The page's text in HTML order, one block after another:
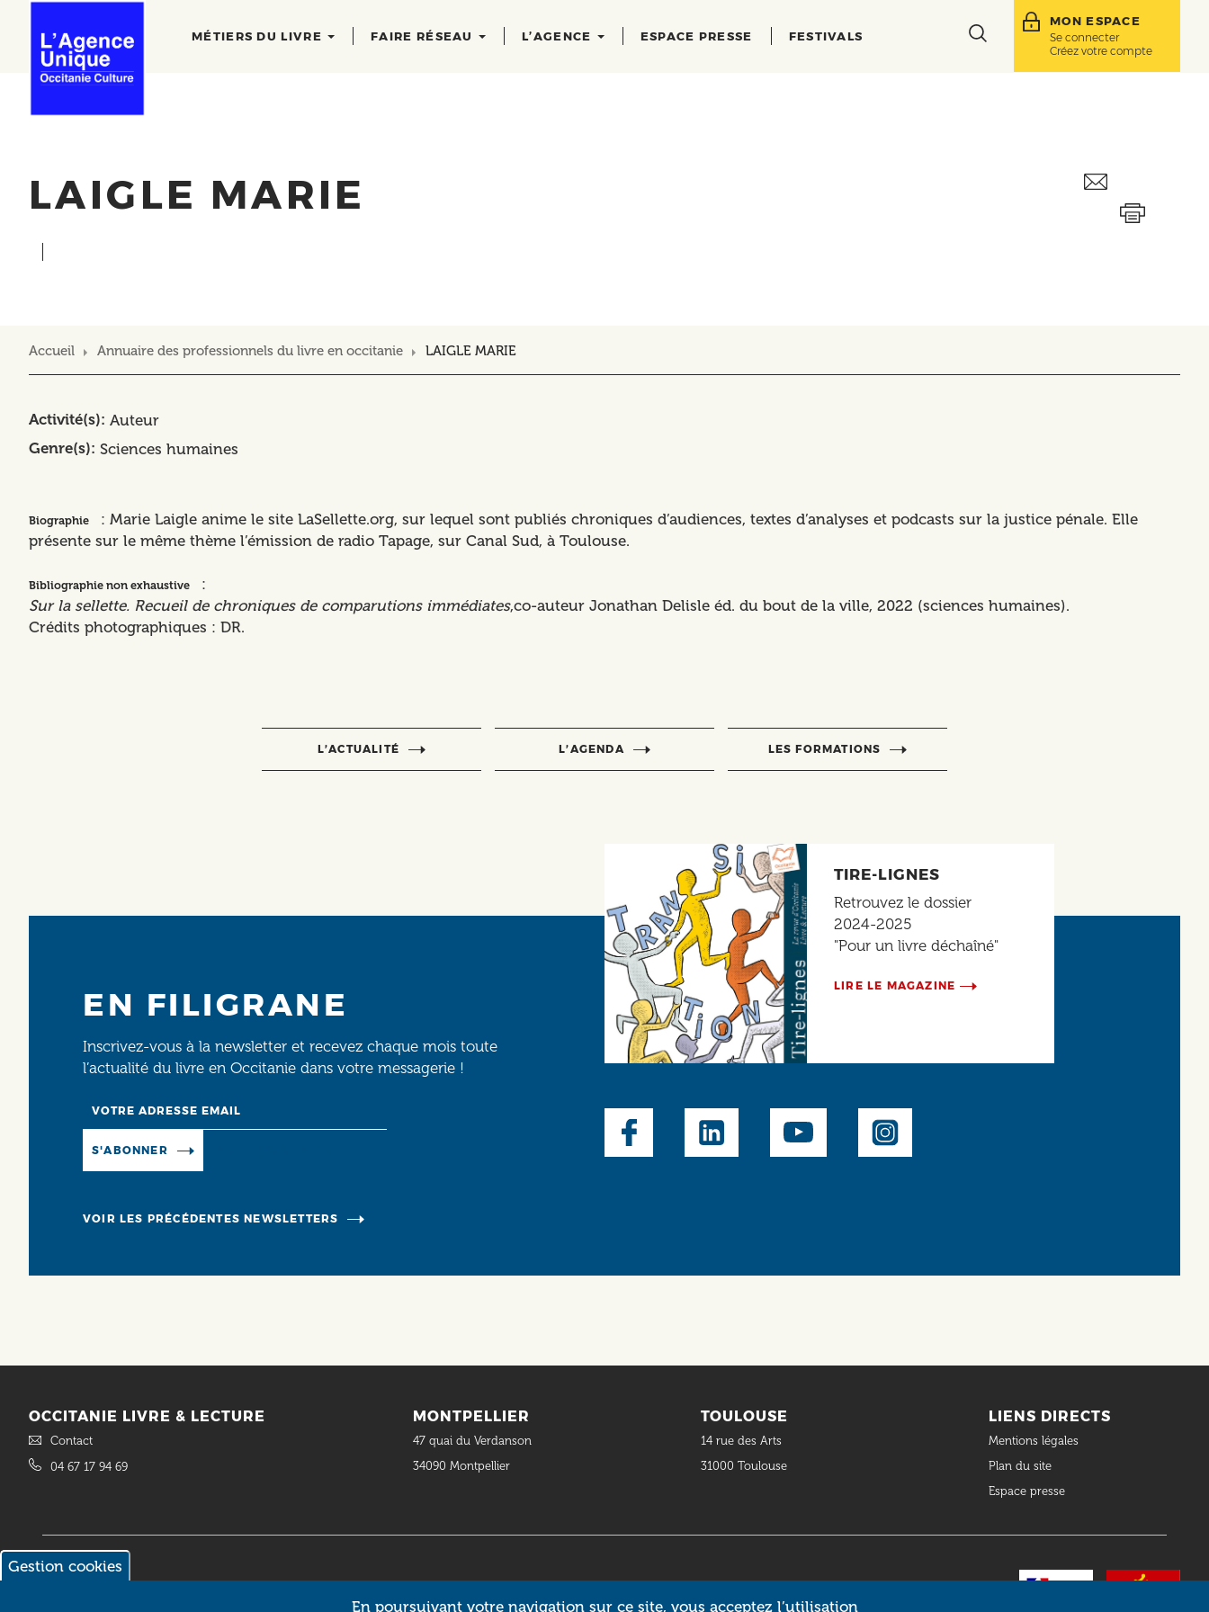
contenu
principal
navigation
MÉTIERS DU LIVRE FAIRE RÉSEAU L’AGENCE ESPACE PRESSE FESTIVALS
Toggle
MON ESPACE
Se connecter
Créez votre compte
LAIGLE MARIE
Accueil Annuaire des professionnels du livre en occitanie LAIGLE MARIE
Activité(s) Auteur
Genre(s) Sciences humaines
Biographie
: Marie Laigle anime le site LaSellette.org, sur lequel sont publiés chroniques d’audiences, textes d’analyses et podcasts sur la justice pénale. Elle
présente sur le même thème l’émission de radio Tapage, sur Canal Sud, à Toulouse.
Bibliographie non exhaustive
:
Sur la sellette. Recueil de chroniques de comparutions immédiates,co-auteur Jonathan Delisle éd. du bout de la ville, 2022 (sciences humaines).
Crédits photographiques : DR.
L’ACTUALITÉ L’AGENDA LES FORMATIONS
EN FILIGRANE
Inscrivez-vous à la newsletter et recevez chaque mois toute
l’actualité du livre en Occitanie dans votre messagerie !
S'ABONNER
VOIR LES PRÉCÉDENTES NEWSLETTERS
TIRE-LIGNES
Retrouvez le dossier
2024-2025
"Pour un livre déchaîné"
LIRE LE MAGAZINE
Social
OCCITANIE LIVRE & LECTURE
Contact
04 67 17 94 69
MONTPELLIER
47 quai du Verdanson
34090 Montpellier
TOULOUSE
14 rue des Arts
31000 Toulouse
LIENS DIRECTS
Mentions légales
Plan du site
Espace presse
Intuitiv Interactive
Gestion cookies
En poursuivant votre navigation sur ce site, vous acceptez l’utilisation